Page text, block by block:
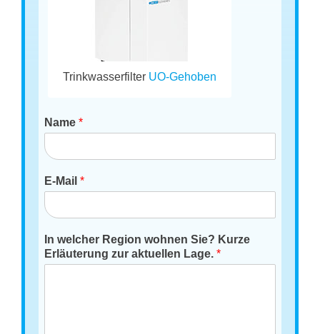
Trinkwasserfilter UO-Gehoben
Name*
E-Mail*
In welcher Region wohnen Sie? Kurze
Erläuterung zur aktuellen Lage.*